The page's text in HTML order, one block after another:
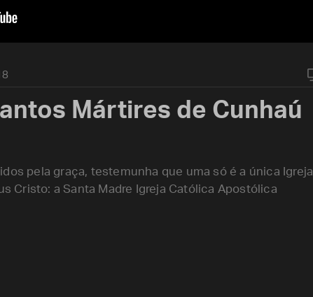
Mártires de Cunhaú
pela graça, testemunha que uma só é a única Igreja
Cristo: a Santa Madre Igreja Católica Apostólica